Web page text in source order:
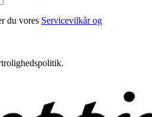
du vores Servicevilkår og